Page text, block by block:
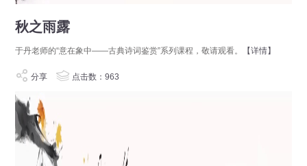
秋之雨露
于丹老师的“意在象中——古典诗词鉴赏”系列课程，敬请观看。 【详情】
分享 点击数：963